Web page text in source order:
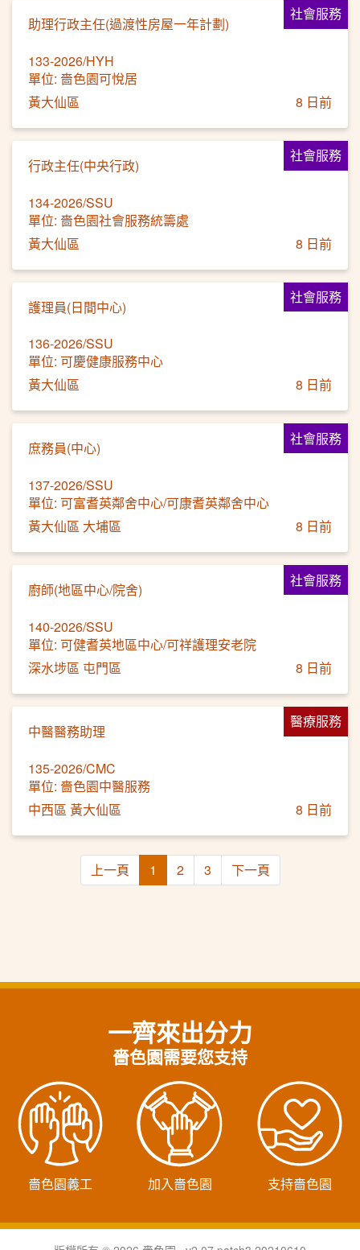
社會服務
助理行政主任(過渡性房屋一年計劃)
133-2026/HYH
單位: 嗇色園可悅居
黃大仙區
8 日前
社會服務
行政主任(中央行政)
134-2026/SSU
單位: 嗇色園社會服務統籌處
黃大仙區
8 日前
社會服務
護理員(日間中心)
136-2026/SSU
單位: 可慶健康服務中心
黃大仙區
8 日前
社會服務
庶務員(中心)
137-2026/SSU
單位: 可富耆英鄰舍中心/可康耆英鄰舍中心
黃大仙區 大埔區
8 日前
社會服務
廚師(地區中心/院舍)
140-2026/SSU
單位: 可健耆英地區中心/可祥護理安老院
深水埗區 屯門區
8 日前
醫療服務
中醫醫務助理
135-2026/CMC
單位: 嗇色園中醫服務
中西區 黃大仙區
8 日前
上一頁 1 2 3 下一頁
一齊來出分力
嗇色園需要您支持
嗇色園義工 加入嗇色園 支持嗇色園